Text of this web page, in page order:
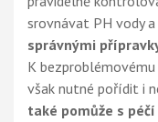
srovnávat PH vody a
správnými
K
však nutné pořídit i
také pomůže s